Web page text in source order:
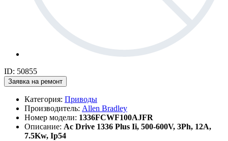
ID: 50855
Заявка на ремонт
Категория: Приводы
Производитель: Allen Bradley
Номер модели: 1336FCWF100AJFR
Описание: Ac Drive 1336 Plus Ii, 500-600V, 3Ph, 12A,
7.5Kw, Ip54